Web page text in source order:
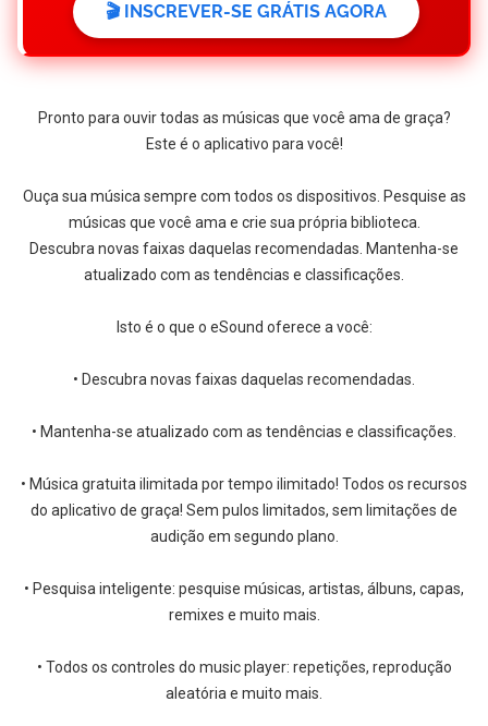
🎬 INSCREVER-SE GRÁTIS AGORA
Pronto para ouvir todas as músicas que você ama de graça?
Este é o aplicativo para você!
Ouça sua música sempre com todos os dispositivos. Pesquise as
músicas que você ama e crie sua própria biblioteca.
Descubra novas faixas daquelas recomendadas. Mantenha-se
atualizado com as tendências e classificações.
Isto é o que o eSound oferece a você:
• Descubra novas faixas daquelas recomendadas.
• Mantenha-se atualizado com as tendências e classificações.
• Música gratuita ilimitada por tempo ilimitado! Todos os recursos
do aplicativo de graça! Sem pulos limitados, sem limitações de
audição em segundo plano.
• Pesquisa inteligente: pesquise músicas, artistas, álbuns, capas,
remixes e muito mais.
• Todos os controles do music player: repetições, reprodução
aleatória e muito mais.